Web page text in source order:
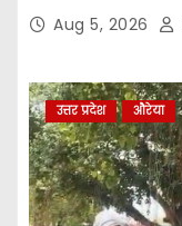
Aug 5, 2026
उत्तर प्रदेश औरेया